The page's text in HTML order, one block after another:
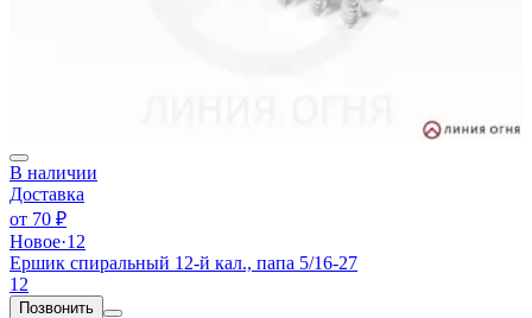
В наличии
Доставка
от 70 ₽
Новое·12
Ершик спиральный 12-й кал., папа 5/16-27
12
Позвонить